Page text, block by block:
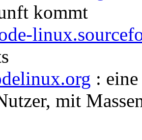
kommt
:
mit